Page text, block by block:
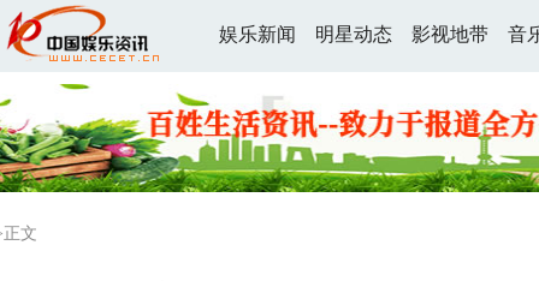
娱乐新闻 明星动态 影视地带 音
文